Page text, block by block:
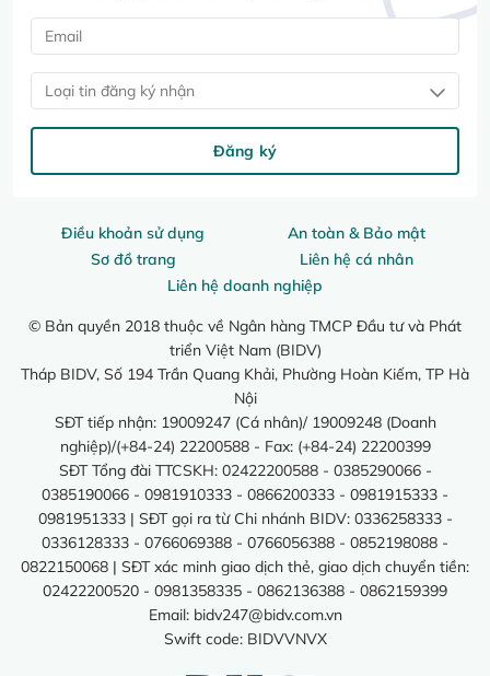
Điều khoản sử dụng
An toàn & Bảo mật
Sơ đồ trang
Liên hệ cá nhân
Liên hệ doanh nghiệp
© Bản quyền 2018 thuộc về Ngân hàng TMCP Đầu tư và Phát
triển Việt Nam (BIDV)
Tháp BIDV, Số 194 Trần Quang Khải, Phường Hoàn Kiếm, TP Hà
Nội
SĐT tiếp nhận: 19009247 (Cá nhân)/ 19009248 (Doanh
nghiệp)/(+84-24) 22200588 - Fax: (+84-24) 22200399
SĐT Tổng đài TTCSKH: 02422200588 - 0385290066 -
0385190066 - 0981910333 - 0866200333 - 0981915333 -
0981951333 | SĐT gọi ra từ Chi nhánh BIDV: 0336258333 -
0336128333 - 0766069388 - 0766056388 - 0852198088 -
0822150068 | SĐT xác minh giao dịch thẻ, giao dịch chuyển tiền:
02422200520 - 0981358335 - 0862136388 - 0862159399
Email: bidv247@bidv.com.vn
Swift code: BIDVVNVX
Loại tin đăng ký nhận
Đăng ký